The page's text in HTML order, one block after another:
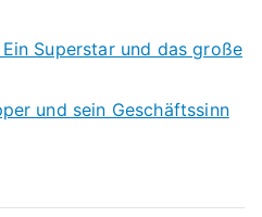
Superstar und das große
und sein Geschäftssinn